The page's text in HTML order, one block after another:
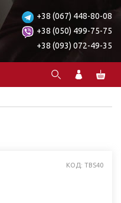
+38 (067) 448-80-08
+38 (050) 499-75-75
+38 (093) 072-49-35
КОД: TBS40